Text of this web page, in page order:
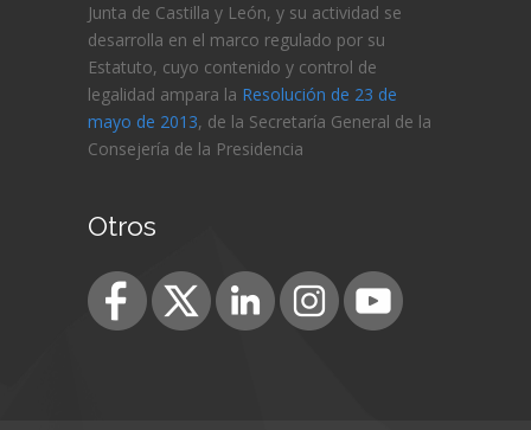
Junta de Castilla y León, y su actividad se
desarrolla en el marco regulado por su
Estatuto, cuyo contenido y control de
legalidad ampara la Resolución de 23 de
mayo de 2013, de la Secretaría General de la
Consejería de la Presidencia
Otros